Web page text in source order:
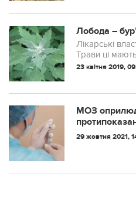
Лобода –
Лікарські
Трави ці
після потопу
23 квітня 2019,
МОЗ
коронавірусу
29 жовтня 2021,